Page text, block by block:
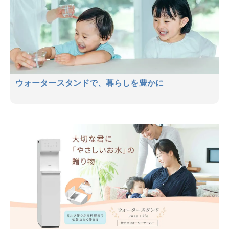
ウォータースタンドで、暮らしを豊かに